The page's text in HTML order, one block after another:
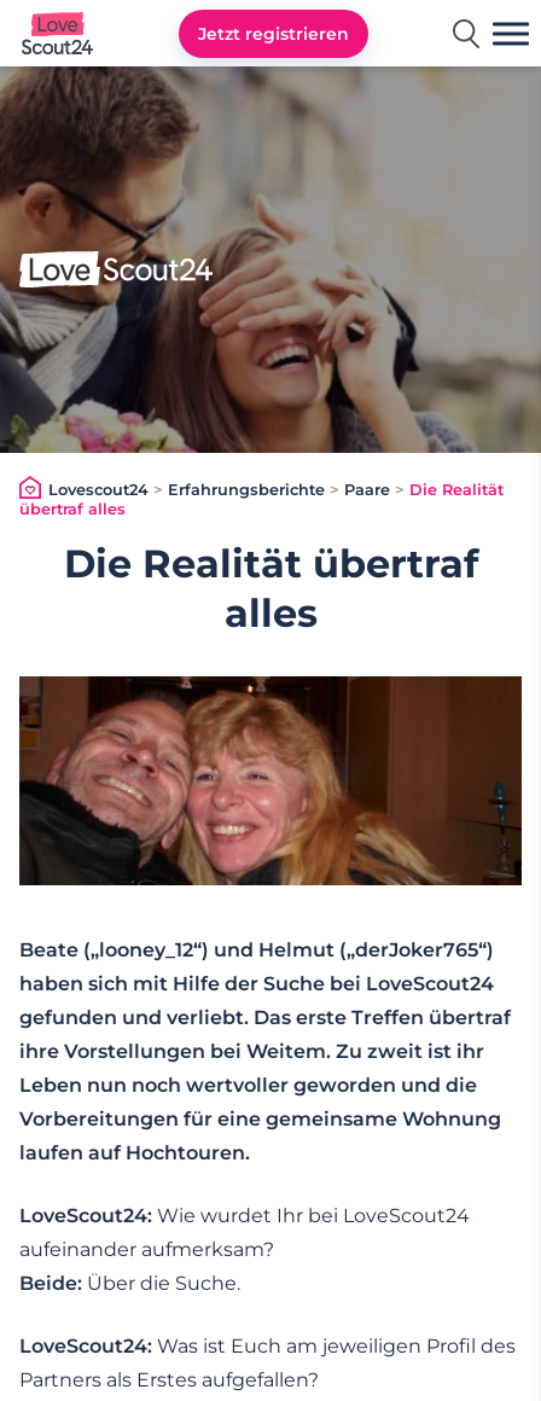
Lovescout24
Jetzt registrieren
Lovescout24> Erfahrungsberichte > Paare > Die Realität
übertraf alles
Die Realität übertraf
alles
Beate („looney_12“) und Helmut („derJoker765“)
haben sich mit Hilfe der Suche bei LoveScout24
gefunden und verliebt. Das erste Treffen übertraf
ihre Vorstellungen bei Weitem. Zu zweit ist ihr
Leben nun noch wertvoller geworden und die
Vorbereitungen für eine gemeinsame Wohnung
laufen auf Hochtouren.
LoveScout24: Wie wurdet Ihr bei LoveScout24
aufeinander aufmerksam?
Beide: Über die Suche.
LoveScout24: Was ist Euch am jeweiligen Profil des
Partners als Erstes aufgefallen?